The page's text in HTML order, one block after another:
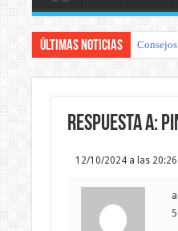
Últimas noticias
Respuesta a:
12/10/2024 a las 20:26